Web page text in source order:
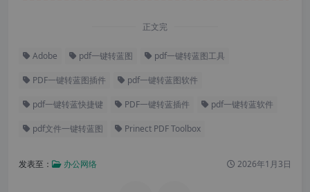
正文完
Adobe pdf一键转蓝图 pdf一键转蓝图工具
PDF一键转蓝图插件 pdf一键转蓝图软件
pdf一键转蓝快捷键 PDF一键转蓝插件 pdf一键转蓝软件
pdf文件一键转蓝图 Prinect PDF Toolbox
发表至： 办公网络 2026年1月3日